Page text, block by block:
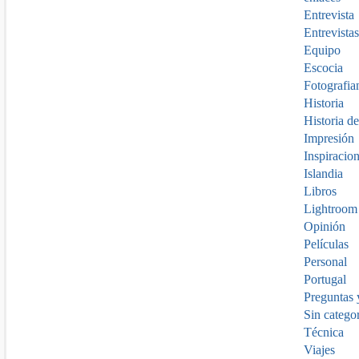
Entrevista
Entrevistas
Equipo
Escocia
Historia
Historia
Impresión
Islandia
Libros
Lightroom
Opinión
Películas
Personal
Portugal
Preguntas
Sin
Técnica
Viajes